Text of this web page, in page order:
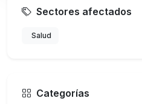
Sectores afectados
Salud
Categorías